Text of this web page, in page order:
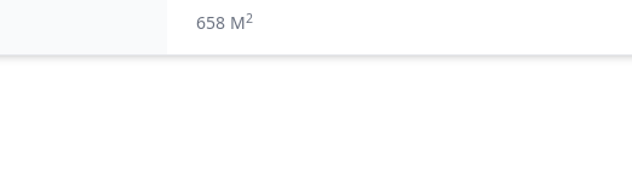
658 M2